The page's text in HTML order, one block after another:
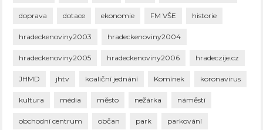
doprava dotace ekonomie FM VŠE historie
hradeckenoviny2003 hradeckenoviny2004
hradeckenoviny2005 hradeckenoviny2006 hradeczije.cz
JHMD jhtv koaliční jednání Komínek koronavirus
kultura média město nežárka náměstí
obchodní centrum občan park parkování